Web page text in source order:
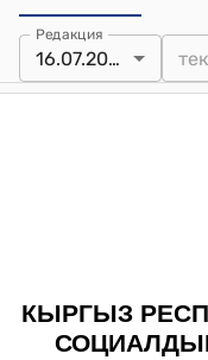
Редакция
16.07.2025